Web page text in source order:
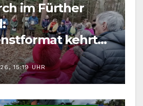
im Fürther
kehrt
zurück
15:19 UHR